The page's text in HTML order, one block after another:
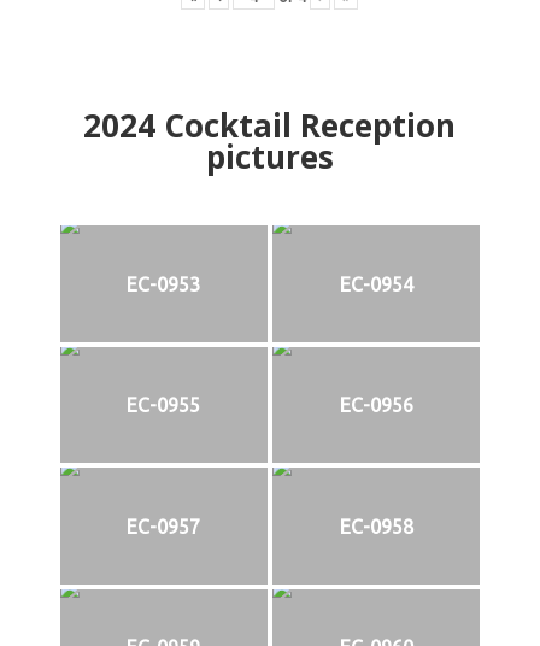
2024 Cocktail Reception
pictures
EC-0953 EC-0954
EC-0955 EC-0956
EC-0957 EC-0958